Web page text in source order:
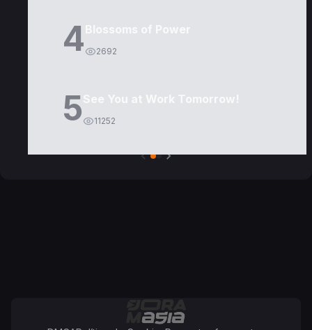
4Blossoms of Power
2692
5See You at Work Tomorrow!
11252